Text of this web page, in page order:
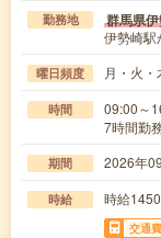
勤務地 群馬県
伊勢崎駅
曜日頻度 月・火
時間
09:00～
7時間勤
期間 2026年
時給 時給
交通費